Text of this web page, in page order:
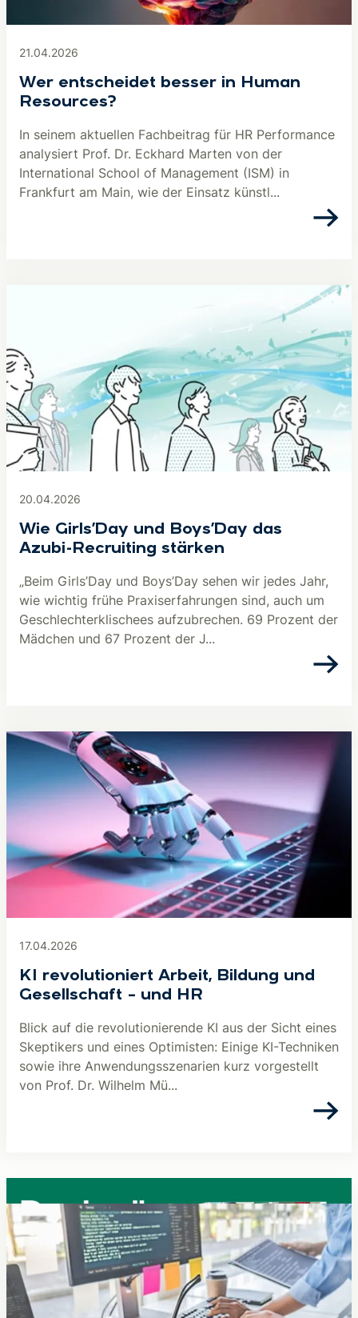
21.04.2026
Wer entscheidet besser in Human
Resources?
In seinem aktuellen Fachbeitrag für HR Performance
analysiert Prof. Dr. Eckhard Marten von der
International School of Management (ISM) in
Frankfurt am Main, wie der Einsatz künstl...
20.04.2026
Wie Girls’Day und Boys’Day das
Azubi-Recruiting stärken
„Beim Girls’Day und Boys’Day sehen wir jedes Jahr,
wie wichtig frühe Praxiserfahrungen sind, auch um
Geschlechterklischees aufzubrechen. 69 Prozent der
Mädchen und 67 Prozent der J...
17.04.2026
KI revolutioniert Arbeit, Bildung und
Gesellschaft – und HR
Blick auf die revolutionierende KI aus der Sicht eines
Skeptikers und eines Optimisten: Einige KI-Techniken
sowie ihre Anwendungsszenarien kurz vorgestellt
von Prof. Dr. Wilhelm Mü...